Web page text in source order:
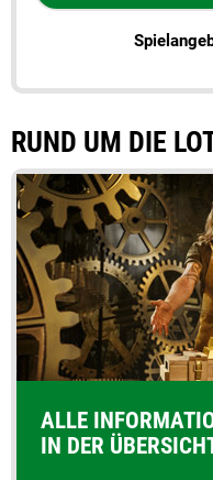
RUND UM DIE
ALLE
IN DER